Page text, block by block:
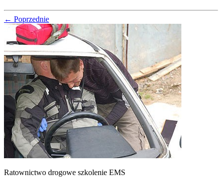
← Poprzednie
Ratownictwo drogowe szkolenie EMS